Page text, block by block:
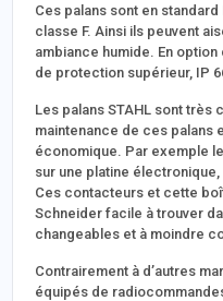
Ces palans sont en
classe F. Ainsi ils peuvent
ambiance humide. En
de protection supérieur, IP
Les palans STAHL sont
maintenance de ces palans
économique. Par exemple
sur une platine
Ces contacteurs et cette
Schneider facile à trouver
changeables et à moindre
Contrairement à d’autres
équipés de